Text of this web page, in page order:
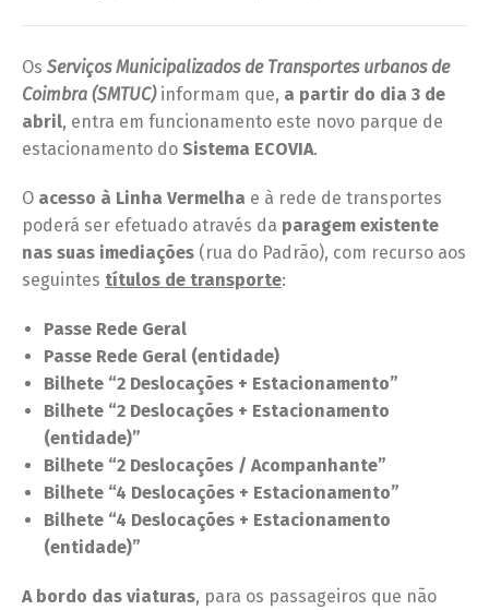
Os Serviços Municipalizados de Transportes urbanos de
Coimbra (SMTUC)informam que, a partir do dia 3 de
abril, entra em funcionamento este novo parque de
estacionamento do Sistema ECOVIA.
O acesso à Linha Vermelha e à rede de transportes
poderá ser efetuado através da paragem existente
nas suas imediações (rua do Padrão), com recurso aos
seguintes títulos de transporte:
Passe Rede Geral
Passe Rede Geral (entidade)
Bilhete “2 Deslocações + Estacionamento”
Bilhete “2 Deslocações + Estacionamento
(entidade)”
Bilhete “2 Deslocações / Acompanhante”
Bilhete “4 Deslocações + Estacionamento”
Bilhete “4 Deslocações + Estacionamento
(entidade)”
A bordo das viaturas, para os passageiros que não